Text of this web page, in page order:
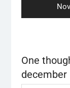
One
december